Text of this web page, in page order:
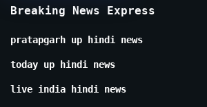
Breaking News Express
pratapgarh up hindi news
today up hindi news
live india hindi news